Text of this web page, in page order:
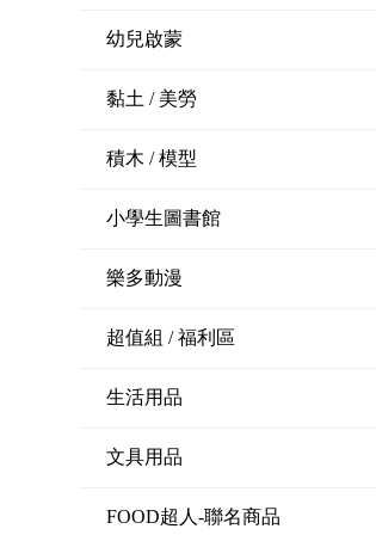
幼兒啟蒙
黏土 / 美勞
積木 / 模型
小學生圖書館
樂多動漫
超值組 / 福利區
生活用品
文具用品
FOOD超人-聯名商品